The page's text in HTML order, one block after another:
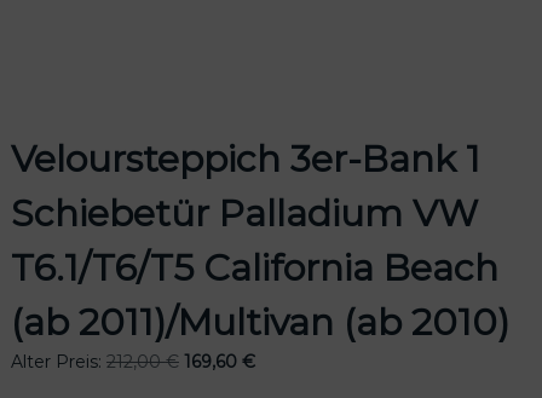
Veloursteppich 3er-Bank 1
Schiebetür Palladium VW
T6.1/T6/T5 California Beach
(ab 2011)/Multivan (ab 2010)
Alter Preis: 212,00€ U
169,60 €A